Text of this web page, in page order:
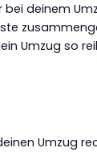
bei deinem
Umzug so
Umzug